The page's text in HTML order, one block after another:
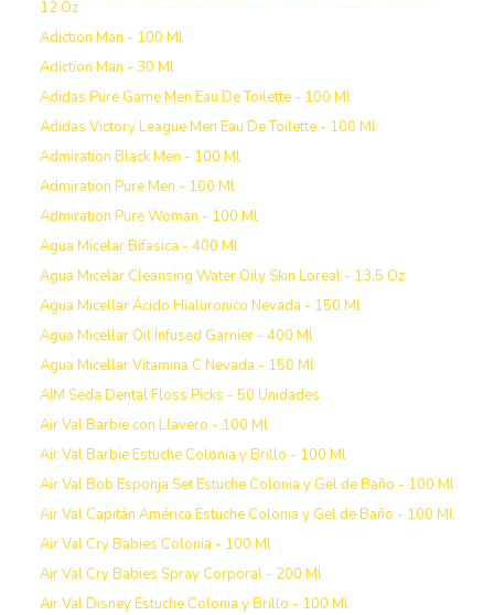
12 Oz
Adiction Man - 100 Ml
Adiction Man - 30 Ml
Adidas Pure Game Men Eau De Toilette - 100 Ml
Adidas Victory League Men Eau De Toilette - 100 Ml
Admiration Black Men - 100 Ml
Admiration Pure Men - 100 Ml
Admiration Pure Woman - 100 Ml
Agua Micelar Bifasica - 400 Ml
Agua Micelar Cleansing Water Oily Skin Loreal - 13.5 Oz
Agua Micellar Ácido Hialuronico Nevada - 150 Ml
Agua Micellar Oil Infused Garnier - 400 Ml
Agua Micellar Vitamina C Nevada - 150 Ml
AIM Seda Dental Floss Picks - 50 Unidades
Air Val Barbie con Llavero - 100 Ml
Air Val Barbie Estuche Colonia y Brillo - 100 Ml
Air Val Bob Esponja Set Estuche Colonia y Gel de Baño - 100 Ml
Air Val Capitán América Estuche Colonia y Gel de Baño - 100 Ml
Air Val Cry Babies Colonia - 100 Ml
Air Val Cry Babies Spray Corporal - 200 Ml
Air Val Disney Estuche Colonia y Brillo - 100 Ml